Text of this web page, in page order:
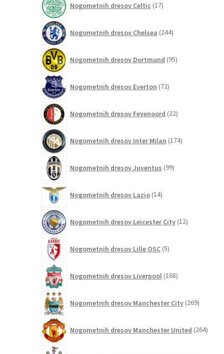
Nogometnih dresov Celtic 17izdelkov
Nogometnih dresov Chelsea 244izdelkov
Nogometnih dresov Dortmund 95izdelkov
Nogometnih dresov Everton 72izdelkov
Nogometnih dresov Feyenoord 22izdelkov
Nogometnih dresov Inter Milan 174izdelkov
Nogometnih dresov Juventus 99izdelkov
Nogometnih dresov Lazio 14izdelkov
Nogometnih dresov Leicester City 12izdelkov
Nogometnih dresov Lille OSC 5izdelkov
Nogometnih dresov Liverpool 168izdelkov
Nogometnih dresov Manchester City 269izdelkov
Nogometnih dresov Manchester United 264